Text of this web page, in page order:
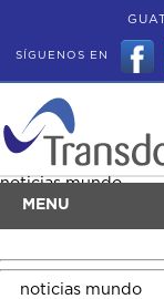
SÍGUENOS EN
MENU
noticias mundo
noticias mundo